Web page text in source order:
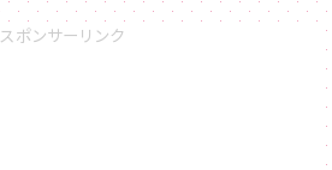
スポンサーリンク